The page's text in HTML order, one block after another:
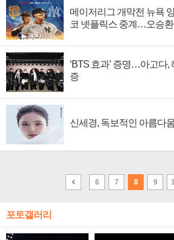
메이저리그 개막전 뉴욕
코 넷플릭스 중계…오승
‘BTS 효과’ 증명…아고다,
증
신세경, 독보적인 아름다
6 7 8 9
포토갤러리